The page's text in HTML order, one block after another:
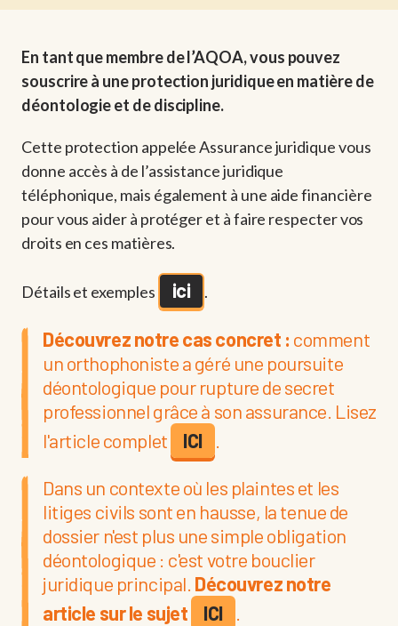
En tant que membre de l’AQOA, vous pouvez
souscrire à une protection juridique en matière de
déontologie et de discipline.
Cette protection appelée Assurance juridique vous
donne accès à de l’assistance juridique
téléphonique, mais également à une aide financière
pour vous aider à protéger et à faire respecter vos
droits en ces matières.
Détails et exemples ici .
Découvrez notre cas concret : comment
un orthophoniste a géré une poursuite
déontologique pour rupture de secret
professionnel grâce à son assurance. Lisez
l'article complet
ICI .
Dans un contexte où les plaintes et les
litiges civils sont en hausse, la tenue de
dossier n'est plus une simple obligation
déontologique : c'est votre bouclier
juridique principal. Découvrez notre
article sur le sujet
ICI .